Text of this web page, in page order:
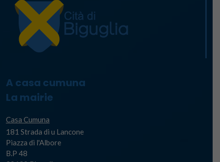
A casa cumuna
La mairie
Casa Cumuna
181 Strada di u Lancone
Piazza di l'Albore
B.P 48